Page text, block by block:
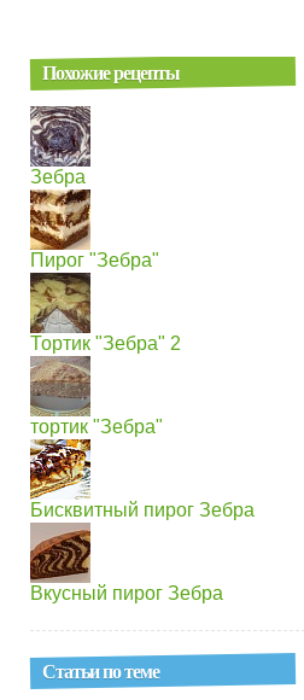
Похожие рецепты
Зебра
Пирог "Зебра"
Тортик "Зебра" 2
тортик "Зебра"
Бисквитный пирог Зебра
Вкусный пирог Зебра
Статьи по теме